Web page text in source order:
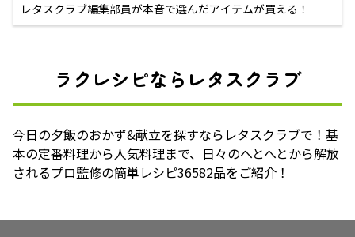
レタスクラブ編集部員が本音で選んだアイテムが買える！
ラクレシピならレタスクラブ
今日の夕飯のおかず&献立を探すならレタスクラブで！基
本の定番料理から人気料理まで、日々のへとへとから解放
されるプロ監修の簡単レシピ36582品をご紹介！